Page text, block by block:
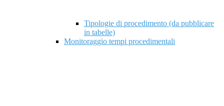
Tipologie di procedimento (da pubblicare
in tabelle)
Monitoraggio tempi procedimentali